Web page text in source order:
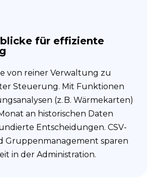
für effiziente
von reiner Verwaltung zu
Steuerung. Mit Funktionen
(z. B. Wärmekarten)
an historischen Daten
Entscheidungen. CSV-
Gruppenmanagement sparen
in der Administration.